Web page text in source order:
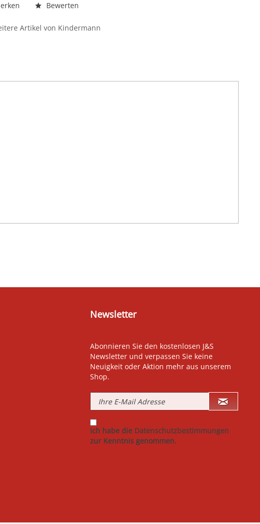
Bewerten
Artikel von Kindermann
Newsletter
Abonnieren Sie den kostenlosen J&S
Newsletter und verpassen Sie keine
Neuigkeit oder Aktion mehr aus unserem
Shop.
Ich habe die Datenschutzbestimmungen
zur Kenntnis genommen.